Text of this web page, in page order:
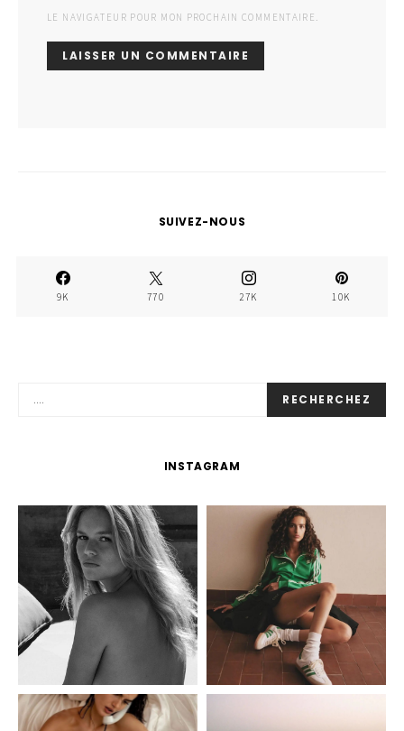
LE NAVIGATEUR POUR MON PROCHAIN COMMENTAIRE.
SUIVEZ-NOUS
9K 770 27K 10K
RECHERCHEZ
INSTAGRAM